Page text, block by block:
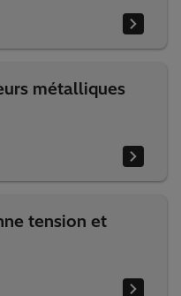
métalliques
tension et